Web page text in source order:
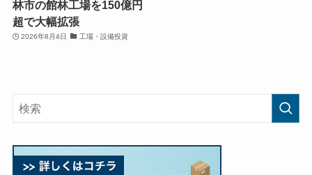
林市の館林工場を150億円
超で大幅拡張
2026年8月4日 工場・設備投資